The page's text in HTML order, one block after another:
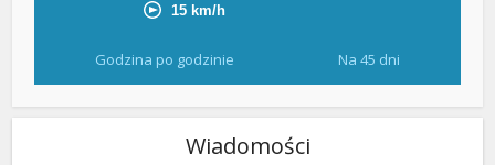
Godzina po godzinie Na 45 dni
Wiadomości